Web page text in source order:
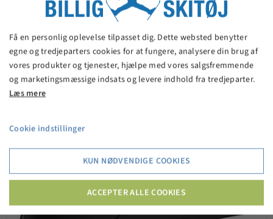
Salomon Brigade skihjelm - Ebony
699,00 kr.
Få en personlig oplevelse tilpasset dig. Dette websted benytter
egne og tredjeparters cookies for at fungere, analysere din brug af
vores produkter og tjenester, hjælpe med vores salgsfremmende
og marketingsmæssige indsats og levere indhold fra tredjeparter.
Læs mere
Cookie indstillinger
KUN NØDVENDIGE COOKIES
ACCEPTER ALLE COOKIES